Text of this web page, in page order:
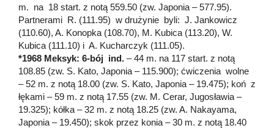
m. na 18 start. z notą 559.50 (zw. Japonia – 577.95).
Partnerami R. (111.95) w drużynie byli: J. Jankowicz
(110.60), A. Konopka (108.70), M. Kubica (113.20), W.
Kubica (111.10) i A. Kucharczyk (111.05).
*1968 Meksyk: 6-bój ind. – 44 m. na 117 start. z notą
108.85 (zw. S. Kato, Japonia – 115.900); ćwiczenia wolne
– 52 m. z notą 18.00 (zw. S. Kato, Japonia – 19.475); koń z
łękami – 59 m. z notą 17.55 (zw. M. Cerar, Jugosławia –
19.325); kółka – 32 m. z notą 18.25 (zw. A. Nakayama,
Japonia – 19.450); skok przez konia – 30 m. z notą 18.40